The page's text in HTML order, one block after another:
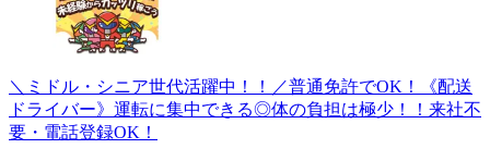
＼ミドル・シニア世代活躍中！！／普通免許でOK！《配送
ドライバー》運転に集中できる◎体の負担は極少！！来社不
要・電話登録OK！